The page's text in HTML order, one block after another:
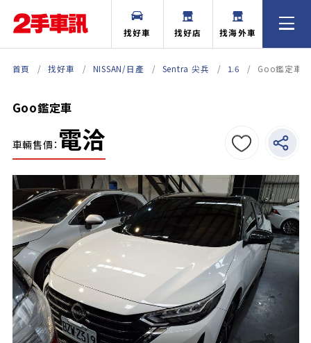
找好車 找好店 找海外車
首頁 找好車 NISSAN/日產 Sentra 尖兵 1.6 Goo鑑定車
Goo鑑定車
車輛售價： 電洽